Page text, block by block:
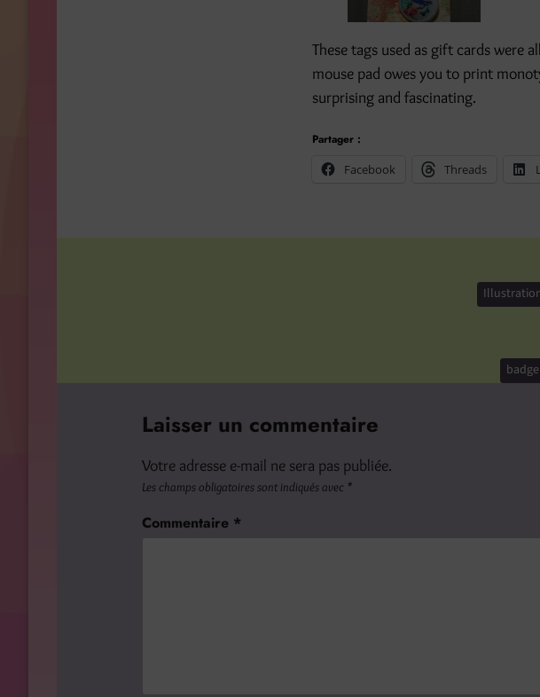
These tags used as gift cards were
mouse pad owes you to print
surprising and fascinating.
Partager :
Facebook
Threads
badge
Laisser un commentaire
Votre adresse e-mail ne sera pas publiée.
Les champs obligatoires sont indiqués avec *
Commentaire *